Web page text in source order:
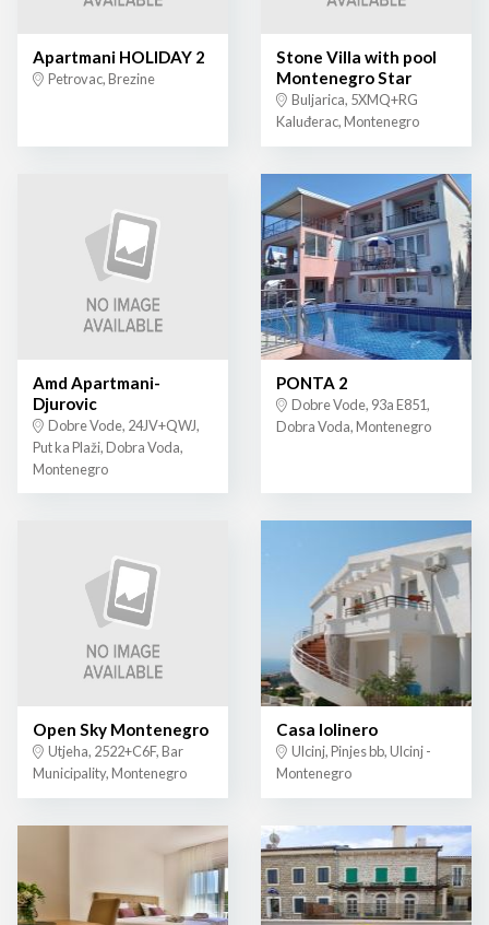
Apartmani HOLIDAY 2
Petrovac, Brezine
Stone Villa with pool
Montenegro Star
Buljarica, 5XMQ+RG
Kaluđerac, Montenegro
Amd Apartmani-
Djurovic
Dobre Vode, 24JV+QWJ,
Put ka Plaži, Dobra Voda,
Montenegro
PONTA 2
Dobre Vode, 93a E851,
Dobra Voda, Montenegro
Open Sky Montenegro
Utjeha, 2522+C6F, Bar
Municipality, Montenegro
Casa lolinero
Ulcinj, Pinjes bb, Ulcinj -
Montenegro